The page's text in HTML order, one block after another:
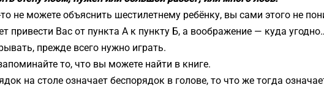
не можете объяснить шестилетнему ребёнку, вы сами этого не
привести Вас от пункта А к пункту Б, а воображение — куда
прежде всего нужно играть.
то, что вы можете найти в книге.
на столе означает беспорядок в голове, то что же тогда